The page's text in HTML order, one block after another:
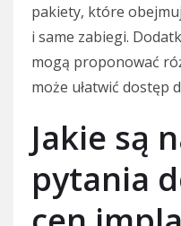
pakiety, które
i same zabiegi.
mogą proponować
może ułatwić dostęp
Jakie są
pytania